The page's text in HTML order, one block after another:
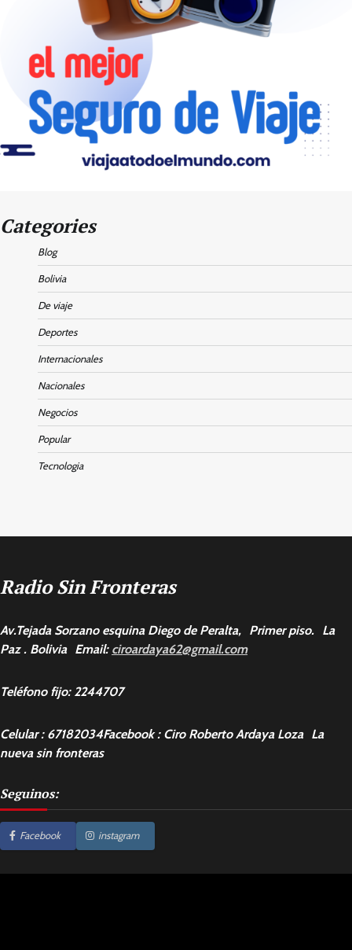
Categories
Blog
Bolivia
De viaje
Deportes
Internacionales
Nacionales
Negocios
Popular
Tecnologia
Radio Sin Fronteras
Av.Tejada Sorzano esquina Diego de Peralta, Primer piso. La
Paz . Bolivia Email: ciroardaya62@gmail.com
Teléfono fijo: 2244707
Celular : 67182034Facebook : Ciro Roberto Ardaya Loza La
nueva sin fronteras
Seguinos:
Facebook instagram